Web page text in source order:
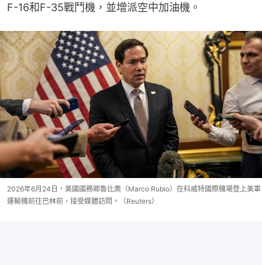
F-16和F-35戰鬥機，並增派空中加油機。
2026年6月24日，美國國務卿魯比奧（Marco Rubio）在科威特國際機場登上美軍
運輸機前往巴林前，接受媒體訪問。（Reuters）